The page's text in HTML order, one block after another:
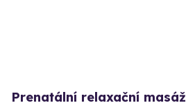
Prenatální relaxační masáž